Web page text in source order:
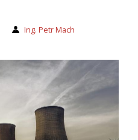
Ing. Petr Mach